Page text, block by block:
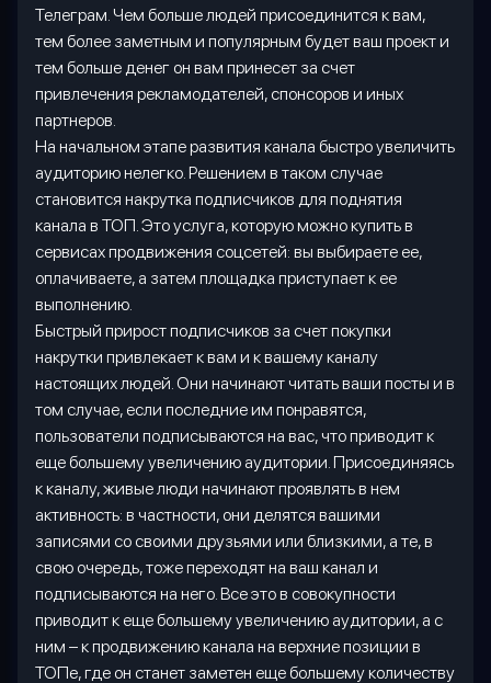
Телеграм. Чем больше людей присоединится к вам,
тем более заметным и популярным будет ваш проект и
тем больше денег он вам принесет за счет
привлечения рекламодателей, спонсоров и иных
партнеров.
На начальном этапе развития канала быстро увеличить
аудиторию нелегко. Решением в таком случае
становится накрутка подписчиков для поднятия
канала в ТОП. Это услуга, которую можно купить в
сервисах продвижения соцсетей: вы выбираете ее,
оплачиваете, а затем площадка приступает к ее
выполнению.
Быстрый прирост подписчиков за счет покупки
накрутки привлекает к вам и к вашему каналу
настоящих людей. Они начинают читать ваши посты и в
том случае, если последние им понравятся,
пользователи подписываются на вас, что приводит к
еще большему увеличению аудитории. Присоединяясь
к каналу, живые люди начинают проявлять в нем
активность: в частности, они делятся вашими
записями со своими друзьями или близкими, а те, в
свою очередь, тоже переходят на ваш канал и
подписываются на него. Все это в совокупности
приводит к еще большему увеличению аудитории, а с
ним – к продвижению канала на верхние позиции в
ТОПе, где он станет заметен еще большему количеству